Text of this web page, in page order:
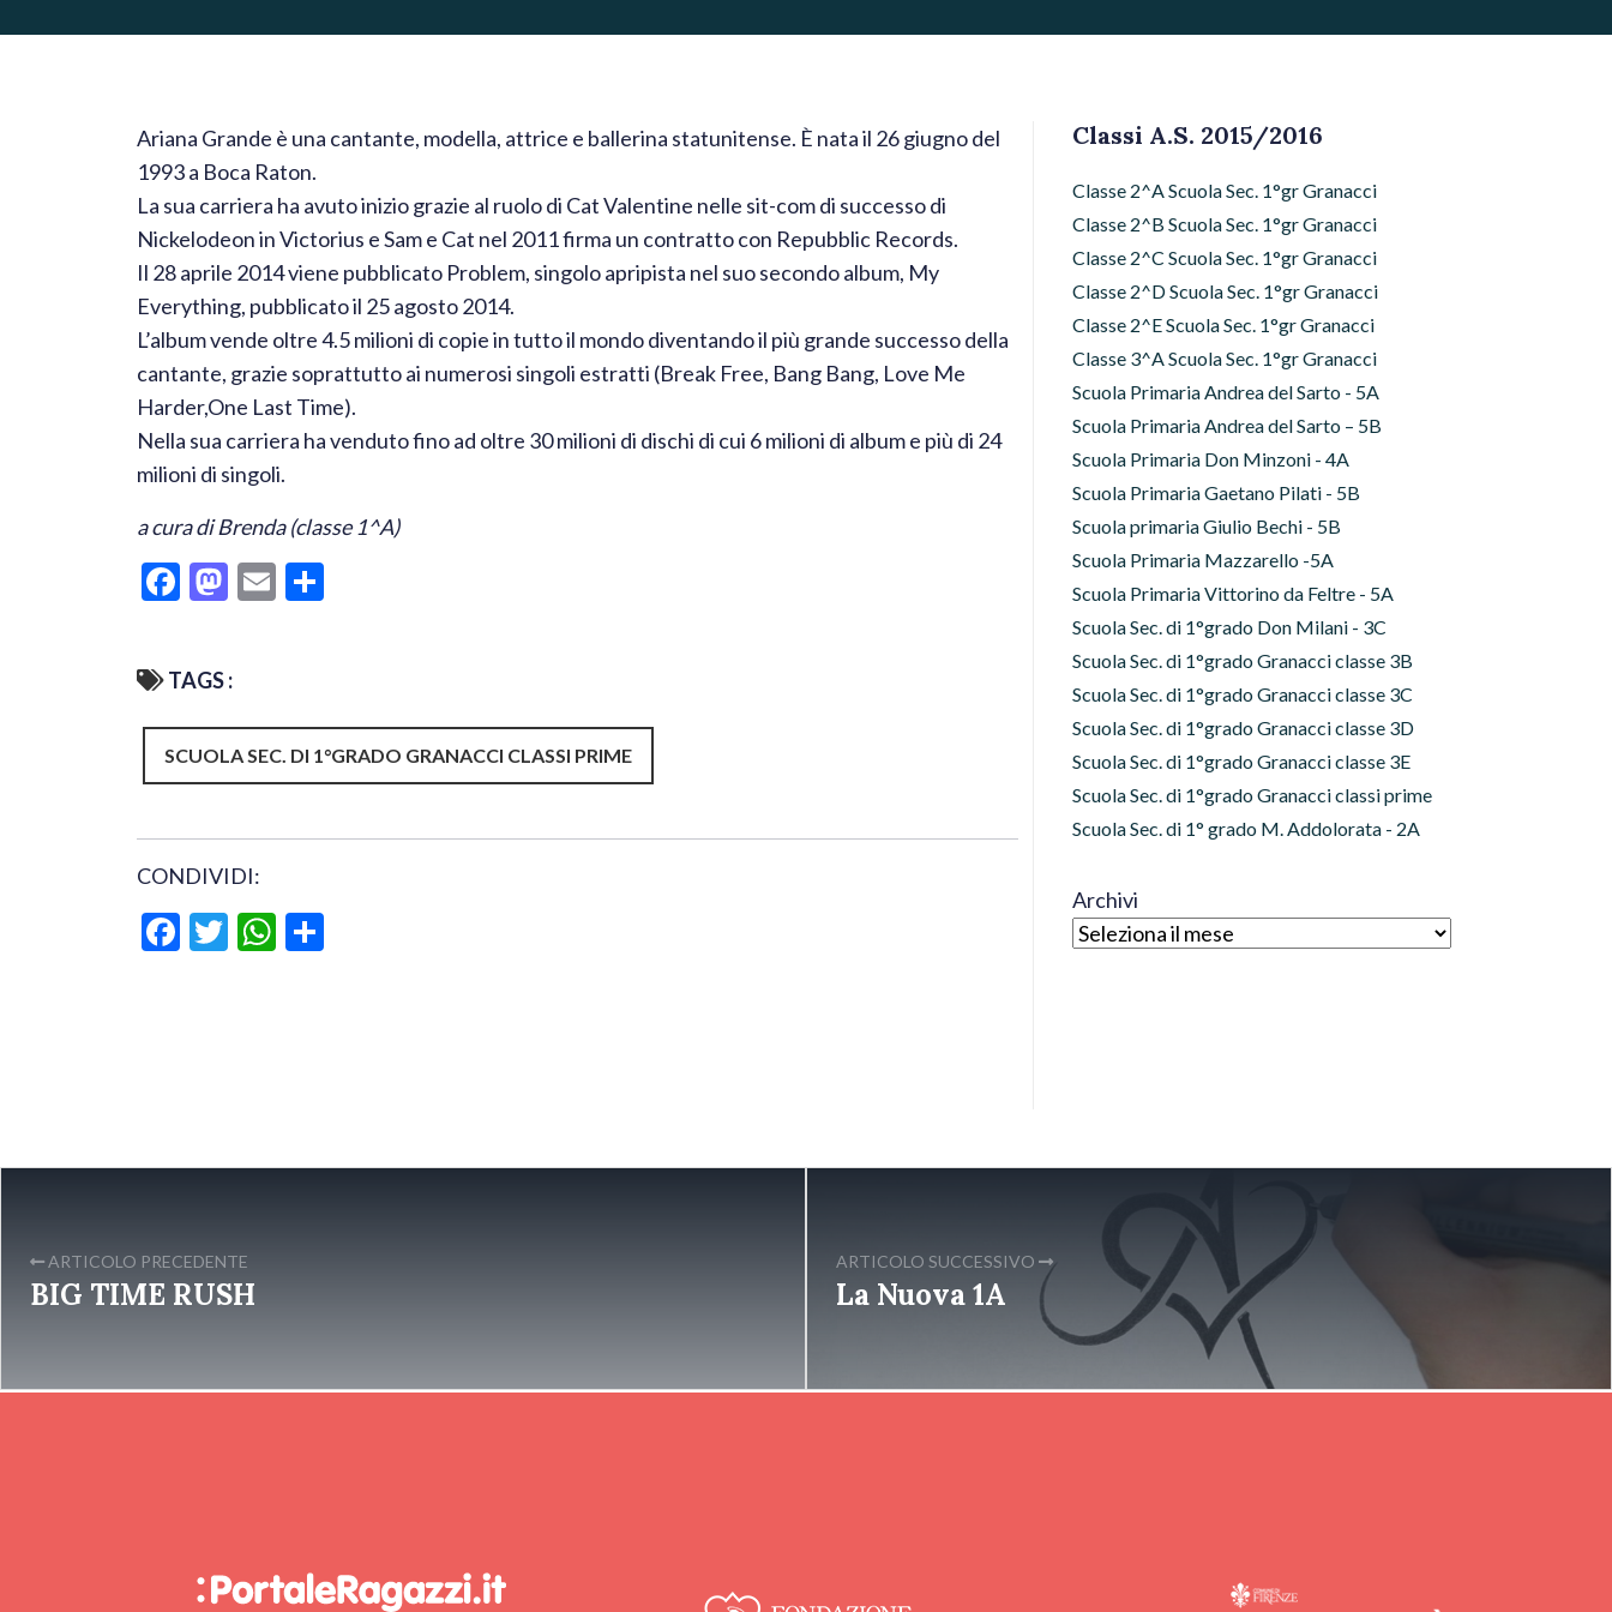
Ariana Grande è una cantante, modella, attrice e ballerina statunitense. È nata il 26 giugno del
1993 a Boca Raton.
La sua carriera ha avuto inizio grazie al ruolo di Cat Valentine nelle sit-com di successo di
Nickelodeon in Victorius e Sam e Cat nel 2011 firma un contratto con Repubblic Records.
Il 28 aprile 2014 viene pubblicato Problem, singolo apripista nel suo secondo album, My
Everything, pubblicato il 25 agosto 2014.
L’album vende oltre 4.5 milioni di copie in tutto il mondo diventando il più grande successo della
cantante, grazie soprattutto ai numerosi singoli estratti (Break Free, Bang Bang, Love Me
Harder,One Last Time).
Nella sua carriera ha venduto fino ad oltre 30 milioni di dischi di cui 6 milioni di album e più di 24
milioni di singoli.
a cura di Brenda (classe 1^A)
Facebook
Mastodon
Email
TAGS :
SCUOLA SEC. DI 1°GRADO GRANACCI CLASSI PRIME
CONDIVIDI:
Facebook
TwitterWhatsApp
Classi A.S. 2015/2016
Classe 2^A Scuola Sec. 1°gr Granacci
Classe 2^B Scuola Sec. 1°gr Granacci
Classe 2^C Scuola Sec. 1°gr Granacci
Classe 2^D Scuola Sec. 1°gr Granacci
Classe 2^E Scuola Sec. 1°gr Granacci
Classe 3^A Scuola Sec. 1°gr Granacci
Scuola Primaria Andrea del Sarto - 5A
Scuola Primaria Andrea del Sarto – 5B
Scuola Primaria Don Minzoni - 4A
Scuola Primaria Gaetano Pilati - 5B
Scuola primaria Giulio Bechi - 5B
Scuola Primaria Mazzarello -5A
Scuola Primaria Vittorino da Feltre - 5A
Scuola Sec. di 1°grado Don Milani - 3C
Scuola Sec. di 1°grado Granacci classe 3B
Scuola Sec. di 1°grado Granacci classe 3C
Scuola Sec. di 1°grado Granacci classe 3D
Scuola Sec. di 1°grado Granacci classe 3E
Scuola Sec. di 1°grado Granacci classi prime
Scuola Sec. di 1° grado M. Addolorata - 2A
Archivi
ARTICOLO PRECEDENTE
BIG TIME RUSH
ARTICOLO SUCCESSIVO
La Nuova 1A